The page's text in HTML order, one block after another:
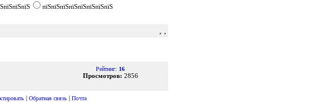
пїЅпїЅпїЅпїЅпїЅпїЅпїЅпїЅ
Рейтинг: 16
Просмотров: 2856
| Обратная связь | Почта